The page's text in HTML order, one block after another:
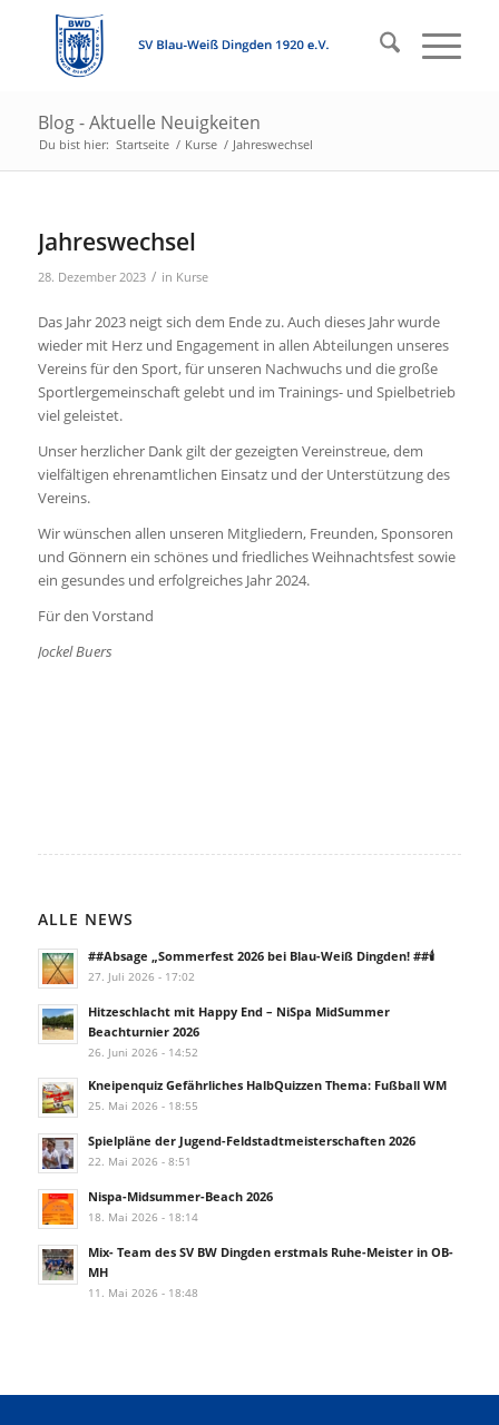
Blog - Aktuelle Neuigkeiten
Du bist hier: Startseite / Kurse / Jahreswechsel
Jahreswechsel
28. Dezember 2023 / in Kurse
Das Jahr 2023 neigt sich dem Ende zu. Auch dieses Jahr wurde
wieder mit Herz und Engagement in allen Abteilungen unseres
Vereins für den Sport, für unseren Nachwuchs und die große
Sportlergemeinschaft gelebt und im Trainings- und Spielbetrieb
viel geleistet.
Unser herzlicher Dank gilt der gezeigten Vereinstreue, dem
vielfältigen ehrenamtlichen Einsatz und der Unterstützung des
Vereins.
Wir wünschen allen unseren Mitgliedern, Freunden, Sponsoren
und Gönnern ein schönes und friedliches Weihnachtsfest sowie
ein gesundes und erfolgreiches Jahr 2024.
Für den Vorstand
Jockel Buers
ALLE NEWS
##Absage „Sommerfest 2026 bei Blau-Weiß Dingden! ##🕯️
27. Juli 2026 - 17:02
Hitzeschlacht mit Happy End – NiSpa MidSummer
Beachturnier 2026
26. Juni 2026 - 14:52
Kneipenquiz Gefährliches HalbQuizzen Thema: Fußball WM
25. Mai 2026 - 18:55
Spielpläne der Jugend-Feldstadtmeisterschaften 2026
22. Mai 2026 - 8:51
Nispa-Midsummer-Beach 2026
18. Mai 2026 - 18:14
Mix- Team des SV BW Dingden erstmals Ruhe-Meister in OB-
MH
11. Mai 2026 - 18:48